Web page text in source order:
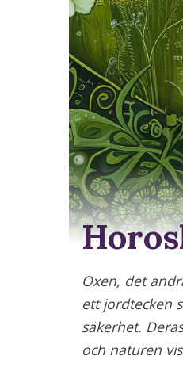
Oxen, det
ett jordtecken
säkerhet.
och naturen